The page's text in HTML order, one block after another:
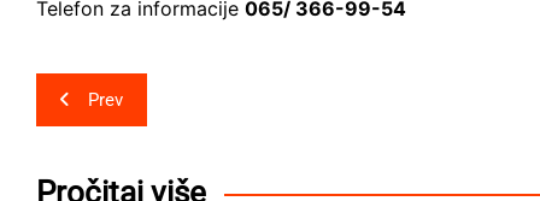
Telefon za informacije 065/ 366-99-54
Post
navigation
Prev
Pročitaj više